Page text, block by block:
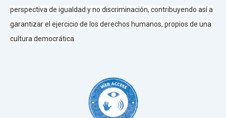
perspectiva de igualdad y no discriminación, contribuyendo así a
garantizar el ejercicio de los derechos humanos, propios de una
cultura democrática.